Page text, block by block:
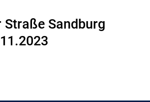
Sandburg